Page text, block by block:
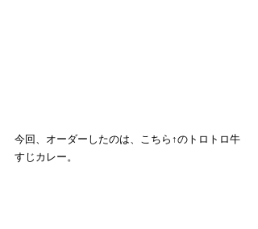
今回、オーダーしたのは、こちら↑のトロトロ牛
すじカレー。